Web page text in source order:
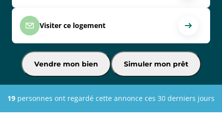
Visiter ce logement
Simuler mon prêt
Vendre mon bien
19 personnes ont regardé cette annonce ces 30 derniers jours